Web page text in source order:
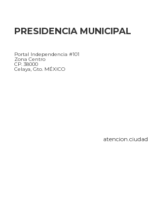
PRESIDENCIA MUNICIPAL
Portal Independencia #101
Zona Centro
CP. 38000
Celaya, Gto. MÉXICO